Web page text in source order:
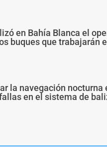
en Bahía Blanca el
buques que trabajarán
la navegación nocturna
en el sistema de